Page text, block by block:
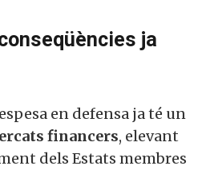
ja
en defensa ja té un
financers, elevant
dels Estats membres